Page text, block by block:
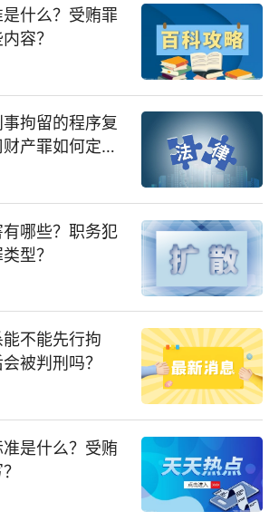
什么？受贿罪
容？
拘留的程序复
产罪如何定
哪些？职务犯
型？
不能先行拘
被判刑吗？
是什么？受贿